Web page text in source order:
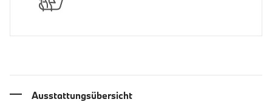
Ausstattungsübersicht